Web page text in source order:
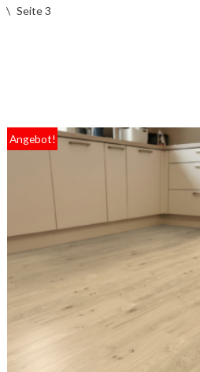
\ Seite 3
Angebot!